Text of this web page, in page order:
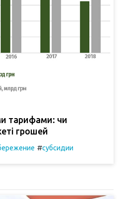
тарифами: чи
грошей
#субсидии